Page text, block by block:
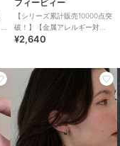
フィービィー
【シリーズ累計販売10000点突
破！】【金属アレルギー対
応】ミニフープピアス/サージ
¥2,640